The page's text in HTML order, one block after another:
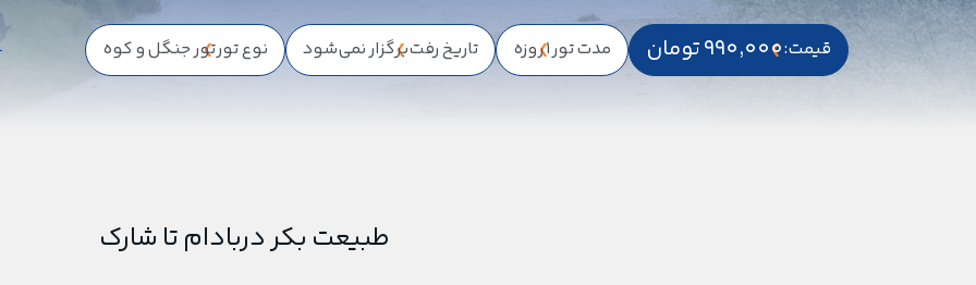
قیمت:990,000 تومان مدت تور1 روزه تاریخ رفتبرگزار نمی‌شود نوع تورتور جنگل و کوه
طبیعت بکر دربادام تا شارک